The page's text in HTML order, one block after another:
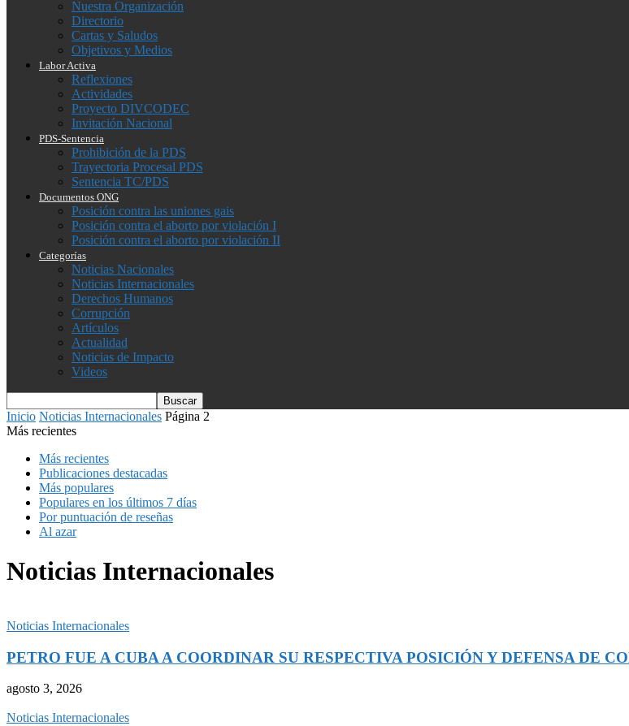
Nuestra Organización
Directorio
Cartas y Saludos
Objetivos y Medios
Labor Activa
Reflexiones
Actividades
Proyecto DIVCODEC
Invitación Nacional
PDS-Sentencia
Prohibición de la PDS
Trayectoria Procesal PDS
Sentencia TC/PDS
Documentos ONG
Posición contra las uniones gais
Posición contra el aborto por violación I
Posición contra el aborto por violación II
Categorías
Noticias Nacionales
Noticias Internacionales
Derechos Humanos
Corrupción
Artículos
Actualidad
Noticias de Impacto
Videos
Inicio Noticias Internacionales Página 2
Más recientes
Más recientes
Publicaciones destacadas
Más populares
Populares en los últimos 7 días
Por puntuación de reseñas
Al azar
Noticias Internacionales
Noticias Internacionales
PETRO FUE A CUBA A COORDINAR SU RESPECTIVA POSICIÓN Y DEFENSA DE
agosto 3, 2026
Noticias Internacionales